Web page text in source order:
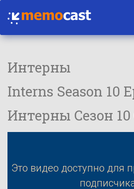
Интерны
Interns Season 10
Интерны Сезон 10
Это видео доступно для